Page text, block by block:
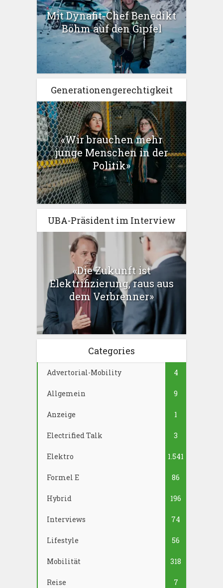
Mit Dynafit-Chef Benedikt
Böhm auf den Gipfel
Generationengerechtigkeit
«Wir brauchen mehr
junge Menschen in der
Politik»
UBA-Präsident im Interview
«Die Zukunft ist
Elektrifizierung, raus aus
dem Verbrenner»
Categories
Advertorial-Mobility 4
Allgemein 9
Anzeige 1
Electrified Talk 3
Elektro 1.541
Formel E 86
Hybrid 196
Interviews 74
Lifestyle 56
Mobilität 318
Reise 7